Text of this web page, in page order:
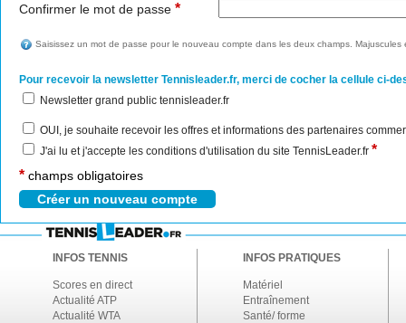
Confirmer le mot de passe *
Saisissez un mot de passe pour le nouveau compte dans les deux champs. Majuscules
Pour recevoir la newsletter Tennisleader.fr, merci de cocher la cellule ci-
Newsletter grand public tennisleader.fr
OUI, je souhaite recevoir les offres et informations des partenaires
J'ai lu et j'accepte les conditions d'utilisation du site TennisLeader.fr *
* champs obligatoires
INFOS TENNIS
Scores en direct
Actualité ATP
Actualité WTA
INFOS PRATIQUES
Matériel
Entraînement
Santé/ forme